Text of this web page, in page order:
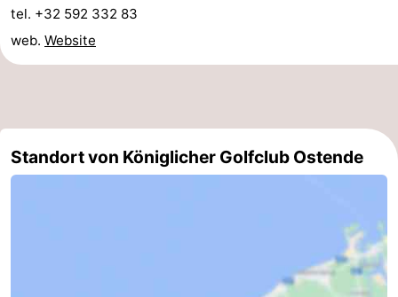
und
Veranstaltungen
Forum
tel. +32 592 332 83
web. Website
Standort von Königlicher Golfclub Ostende